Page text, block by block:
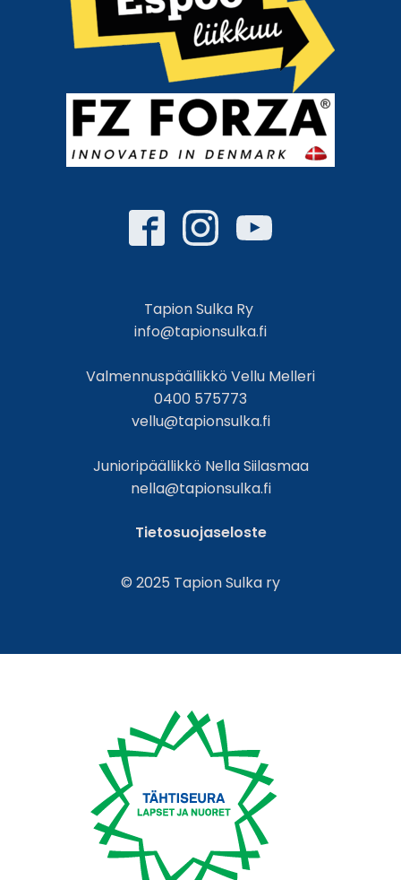
Tapion Sulka Ry
info@tapionsulka.fi
Valmennuspäällikkö Vellu Melleri
0400 575773
vellu@tapionsulka.fi
Junioripäällikkö Nella Siilasmaa
nella@tapionsulka.fi
Tietosuojaseloste
© 2025 Tapion Sulka ry